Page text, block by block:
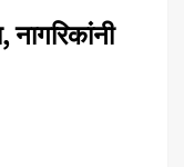
नागरिकांनी